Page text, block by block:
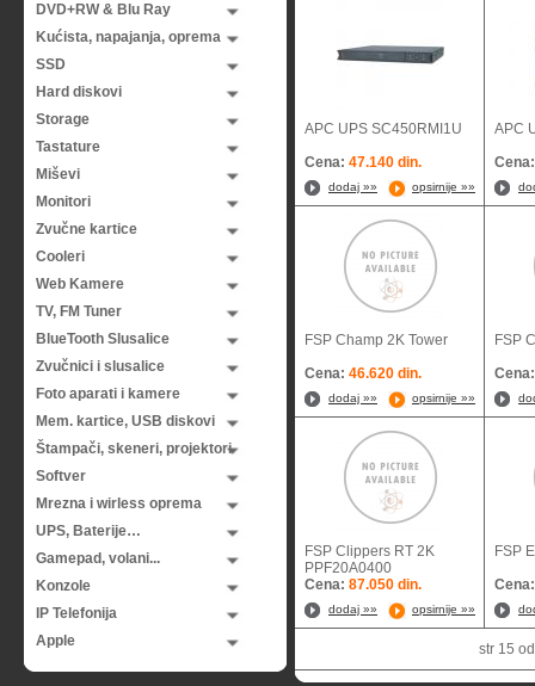
DVD+RW & Blu Ray
Kućista, napajanja, oprema
SSD
Hard diskovi
Storage
Tastature
Miševi
Monitori
Zvučne kartice
Cooleri
Web Kamere
TV, FM Tuner
BlueTooth Slusalice
Zvučnici i slusalice
Foto aparati i kamere
Mem. kartice, USB diskovi
Štampači, skeneri, projektori
Softver
Mrezna i wirless oprema
UPS, Baterije…
Gamepad, volani...
Konzole
IP Telefonija
Apple
APC UPS SC450RMI1U
Cena: 47.140 din.
dodaj »» opsirnije »»
APC
FSP Champ 2K Tower
Cena: 46.620 din.
dodaj »» opsirnije »»
FSP
FSP Clippers RT 2K
PPF20A0400
Cena: 87.050 din.
dodaj »» opsirnije »»
FSP
str 15